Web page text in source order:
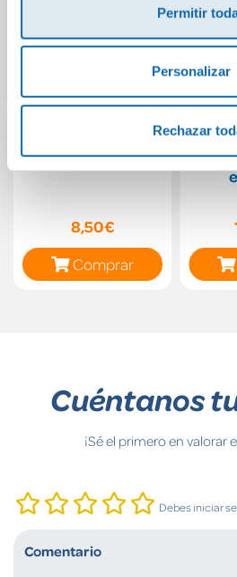
Permitir
Personalizar
Rechazar
Hora de comer
8,50€
Comprar
El
Cuéntanos
¡Sé el primero en valorar
Debes iniciar